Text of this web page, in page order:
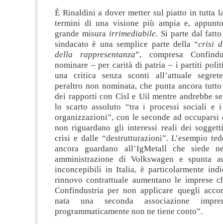
È Rinaldini a dover metter sul piatto in tutta
termini di una visione più ampia e,
grande misura irrimediabile. Si parte dal
sindacato è una semplice parte della “crisi
della rappresentanza”, compresa
nominare – per carità di patria – i partiti
una critica senza sconti all’attuale
peraltro non nominata, che punta ancora
dei rapporti con Cisl e Uil mentre andrebbe
lo scarto assoluto “tra i processi sociali e
organizzazioni”, con le seconde ad
non riguardano gli interessi reali dei
crisi e dalle “destrutturazioni”. L’esempio
ancora guardano all’IgMetall che siede
amministrazione di Volkswagen e spunta
inconcepibili in Italia, è particolarmente
rinnovo contrattuale aumentano le imprese
Confindustria per non applicare quegli
nata una seconda associazione
programmaticamente non ne tiene conto”.